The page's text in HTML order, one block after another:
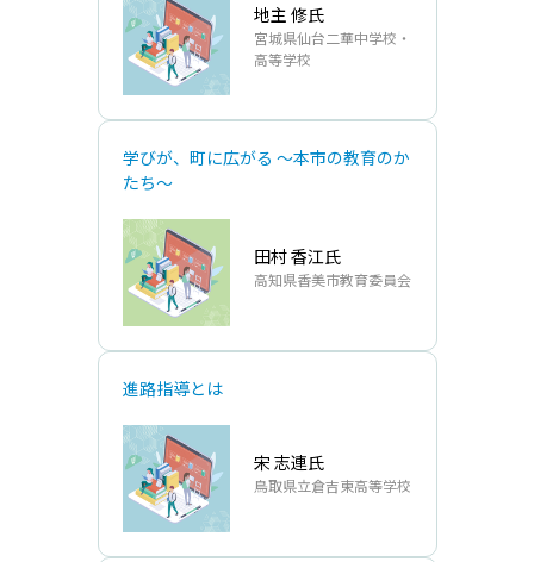
地主 修氏
宮城県仙台二華中学校・
高等学校
学びが、町に広がる ～本市の教育のか
たち～
田村 香江氏
高知県香美市教育委員会
進路指導とは
宋 志連氏
⿃取県⽴倉吉東⾼等学校